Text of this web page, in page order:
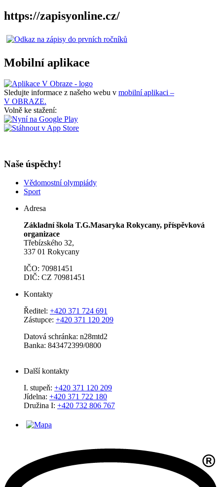
https://zapisyonline.cz/
Mobilní aplikace
Sledujte informace z našeho webu v mobilní aplikaci –
V OBRAZE.
Volně ke stažení:
Naše úspěchy!
Vědomostní olympiády
Sport
Adresa
Základní škola T.G.Masaryka Rokycany, příspěvková
organizace
Třebízského 32,
337 01 Rokycany
IČO: 70981451
DIČ: CZ 70981451
Kontakty
Ředitel: +420 371 724 691
Zástupce: +420 371 120 209
Datová schránka: n28mtd2
Banka: 843472399/0800
Další kontakty
I. stupeň: +420 371 120 209
Jídelna: +420 371 722 180
Družina I: +420 732 806 767